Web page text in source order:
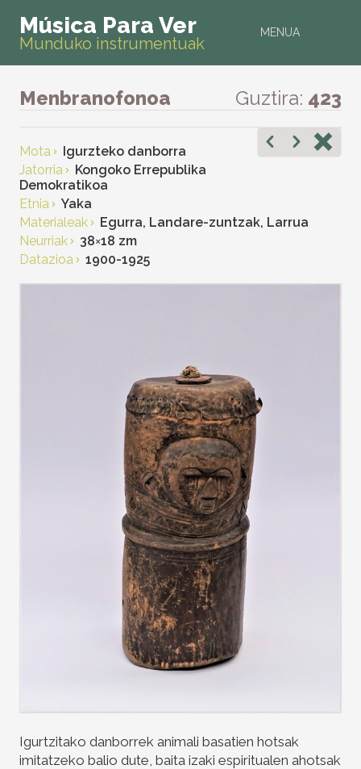
MENUA
Música Para Ver
Munduko instrumentuak
Menbranofonoa Guztira: 423
Mota
Igurzteko danborra
Jatorria
Kongoko Errepublika
Demokratikoa
Etnia
Yaka
Materialeak
Egurra, Landare-zuntzak, Larrua
Neurriak
38×18 zm
Datazioa
1900-1925
Igurtzitako danborrek animali basatien hotsak
imitatzeko balio dute, baita izaki espiritualen ahotsak